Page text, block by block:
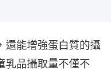
還能增強蛋白質的攝
乳品攝取量不僅不